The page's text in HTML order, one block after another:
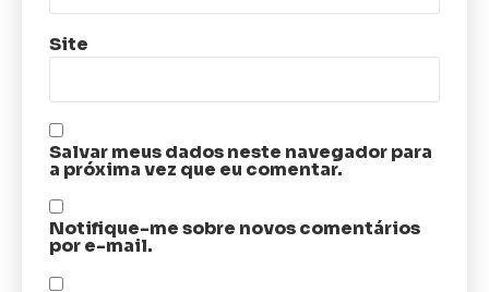
Site
Salvar meus dados neste navegador para
a próxima vez que eu comentar.
Notifique-me sobre novos comentários
por e-mail.